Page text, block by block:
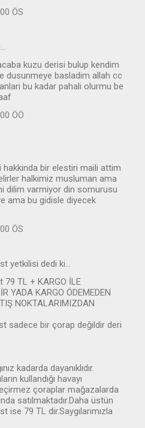
ÖS
kuzu derisi bulup kendim
dusunmeye basladim allah cc
bu kadar pahali olurmu be
ÖÖ
bir elestiri maili attim
halkimiz musluman ama
dilim varmiyor din somurusu
ama bu gidisle diyecek
ÖS
yetkilisi dedi ki…
79 TL + KARGO İLE
YADA KARGO ÖDEMEDEN
NOKTALARIMIZDAN
sadece bir çorap değildir deri
kadarda dayanıklıdır.
kullandığı havayı
çoraplar mağazalarda
satılmaktadır.Daha üstün
ise 79 TL dir.Saygılarımızla